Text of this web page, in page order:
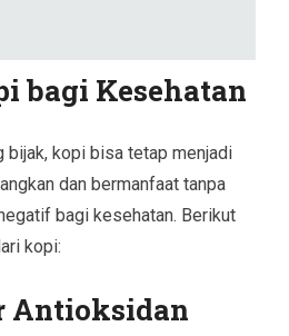
bagi Kesehatan
bijak, kopi bisa tetap menjadi
dan bermanfaat tanpa
bagi kesehatan. Berikut
kopi:
Antioksidan